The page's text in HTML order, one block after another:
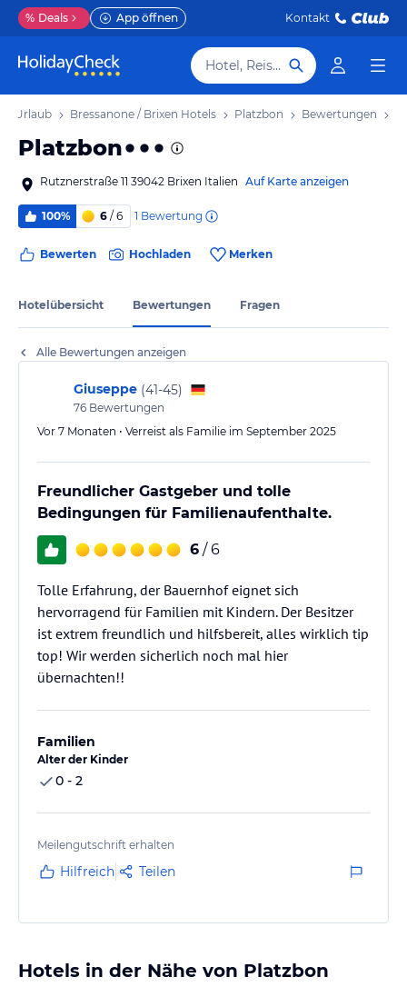
% Deals App öffnen Kontakt
Hotel, Reiseziel
Urlaub Bressanone / Brixen Hotels Platzbon Bewertungen
Platzbon
Rutznerstraße 11 39042 Brixen Italien Auf Karte anzeigen
100% 6 / 6 1 Bewertung
Bewerten Hochladen Merken
Hotelübersicht Bewertungen Fragen
Alle Bewertungen anzeigen
Giuseppe (41-45)
76 Bewertungen
Vor 7 Monaten • Verreist als Familie im September 2025
Freundlicher Gastgeber und tolle
Bedingungen für Familienaufenthalte.
6 / 6
Tolle Erfahrung, der Bauernhof eignet sich
hervorragend für Familien mit Kindern. Der Besitzer
ist extrem freundlich und hilfsbereit, alles wirklich tip
top! Wir werden sicherlich noch mal hier
übernachten!!
Familien
Alter der Kinder
0 - 2
Meilengutschrift erhalten
Hilfreich Teilen
Hotels in der Nähe von Platzbon